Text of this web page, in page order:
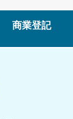
商業登記